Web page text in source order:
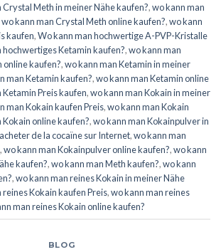
Crystal Meth in meiner Nähe kaufen?,wo kann man
wo kann man Crystal Meth online kaufen?,wo kann
kaufen,Wo kann man hochwertige A-PVP-Kristalle
hochwertiges Ketamin kaufen?,wo kann man
kaufen?,wo kann man Ketamin in meiner
man Ketamin kaufen?,wo kann man Ketamin online
Ketamin Preis kaufen,wo kann man Kokain in meiner
man Kokain kaufen Preis,wo kann man Kokain
Kokain online kaufen?,wo kann man Kokainpulver in
de la cocaïne sur Internet,wo kann man
,wo kann man Kokainpulver online kaufen?,wo kann
kaufen?,wo kann man Meth kaufen?,wo kann
,wo kann man reines Kokain in meiner Nähe
reines Kokain kaufen Preis,wo kann man reines
man reines Kokain online kaufen?
BLOG